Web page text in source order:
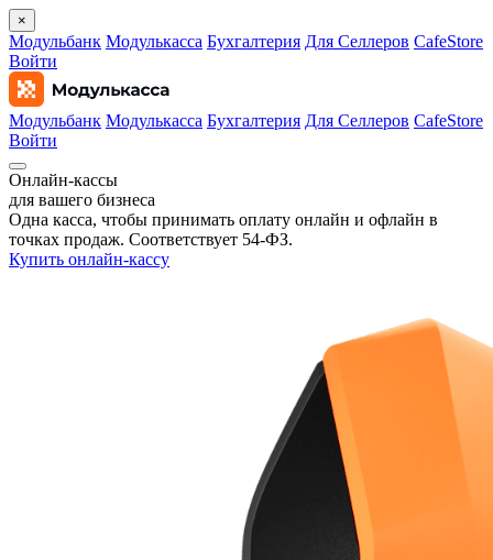
×
Модульбанк Модулькасса Бухгалтерия Для Селлеров CafeStore
Войти
Модульбанк Модулькасса Бухгалтерия Для Селлеров CafeStore
Войти
Онлайн‑кассы
для вашего бизнеса
Одна касса, чтобы принимать оплату онлайн и офлайн в
точках продаж. Соответствует 54‑ФЗ.
Купить онлайн-кассу